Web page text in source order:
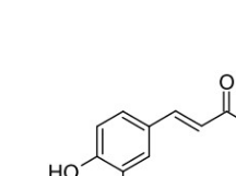
お問い合わせ